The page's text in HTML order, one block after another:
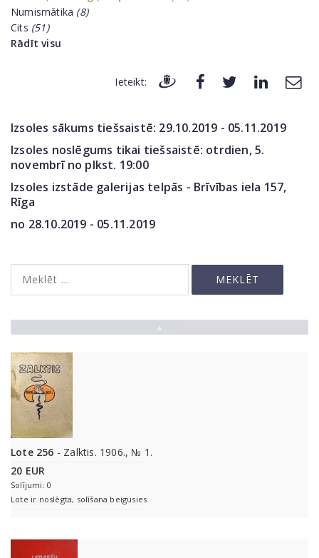
Numismātika (8)
Cits (51)
Rādīt visu
Ieteikt:
Izsoles sākums tiešsaistē: 29.10.2019 - 05.11.2019
Izsoles noslēgums tikai tiešsaistē: otrdien, 5.
novembrī no plkst. 19:00
Izsoles izstāde galerijas telpās - Brīvības iela 157,
Rīga
no 28.10.2019 - 05.11.2019
Lote 256 - Zalktis. 1906., № 1.
20 EUR
Solījumi: 0
Lote ir noslēgta, solīšana beigusies